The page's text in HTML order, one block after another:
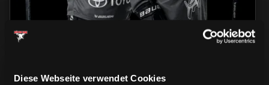
Diese Webseite verwendet Cookies